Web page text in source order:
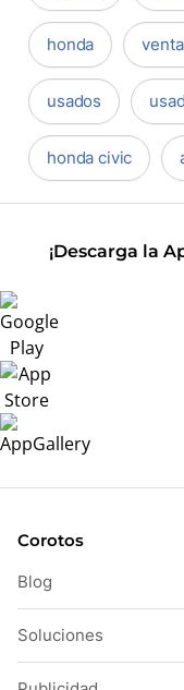
honda
usados
honda civic
¡Descarga la
Corotos
Blog
Soluciones